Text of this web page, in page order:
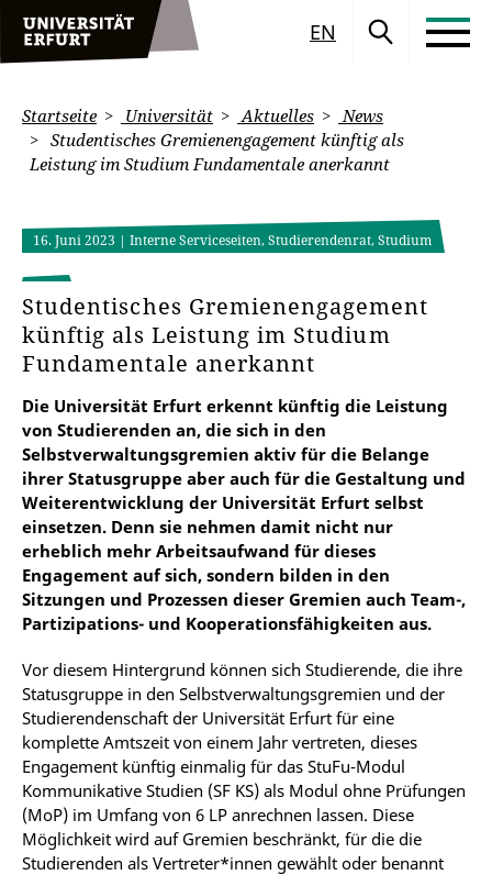
EN
Startseite Universität Aktuelles
News
Studentisches Gremienengagement künftig als
Leistung im Studium Fundamentale anerkannt
16. Juni 2023 | Interne Serviceseiten, Studierendenrat, Studium
Studentisches Gremienengagement
künftig als Leistung im Studium
Fundamentale anerkannt
Die Universität Erfurt erkennt künftig die Leistung
von Studierenden an, die sich in den
Selbstverwaltungsgremien aktiv für die Belange
ihrer Statusgruppe aber auch für die Gestaltung und
Weiterentwicklung der Universität Erfurt selbst
einsetzen. Denn sie nehmen damit nicht nur
erheblich mehr Arbeitsaufwand für dieses
Engagement auf sich, sondern bilden in den
Sitzungen und Prozessen dieser Gremien auch Team-,
Partizipations- und Kooperationsfähigkeiten aus.
Vor diesem Hintergrund können sich Studierende, die ihre
Statusgruppe in den Selbstverwaltungsgremien und der
Studierendenschaft der Universität Erfurt für eine
komplette Amtszeit von einem Jahr vertreten, dieses
Engagement künftig einmalig für das StuFu-Modul
Kommunikative Studien (SF KS) als Modul ohne Prüfungen
(MoP) im Umfang von 6 LP anrechnen lassen. Diese
Möglichkeit wird auf Gremien beschränkt, für die die
Studierenden als Vertreter*innen gewählt oder benannt